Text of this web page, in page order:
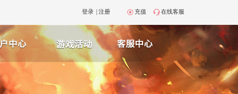
登录 注册 充值 在线客服